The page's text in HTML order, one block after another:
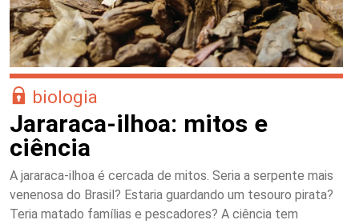
biologia
Jararaca-ilhoa: mitos e
ciência
A jararaca-ilhoa é cercada de mitos. Seria a serpente mais
venenosa do Brasil? Estaria guardando um tesouro pirata?
Teria matado famílias e pescadores? A ciência tem